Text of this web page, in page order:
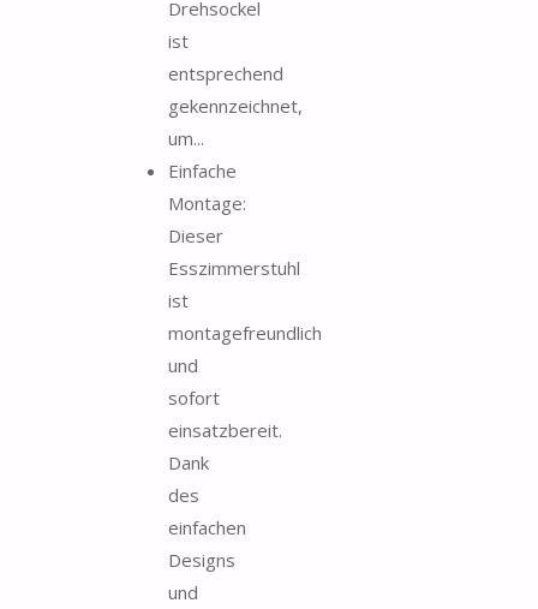
Drehsockel
ist
entsprechend
gekennzeichnet,
um...
Einfache
Montage:
Dieser
Esszimmerstuhl
ist
montagefreundlich
und
sofort
einsatzbereit.
Dank
des
einfachen
Designs
und